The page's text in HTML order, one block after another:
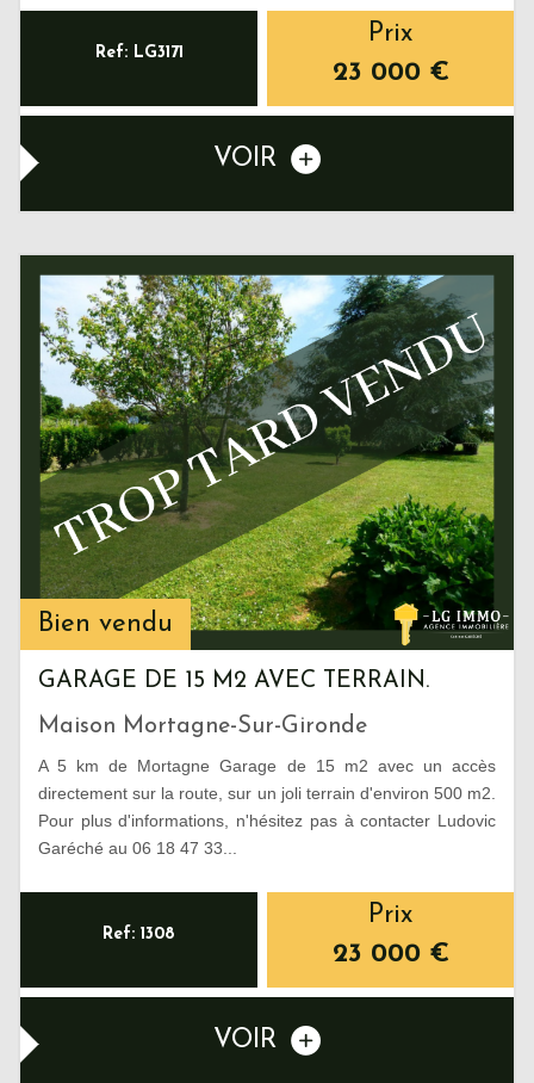
Ref: LG3171
Prix
23 000 €
VOIR
Bien vendu
GARAGE DE 15 M2 AVEC TERRAIN.
Maison Mortagne-Sur-Gironde
A 5 km de Mortagne Garage de 15 m2 avec un accès
directement sur la route, sur un joli terrain d'environ 500 m2.
Pour plus d'informations, n'hésitez pas à contacter Ludovic
Garéché au 06 18 47 33...
Ref: 1308
Prix
23 000 €
VOIR